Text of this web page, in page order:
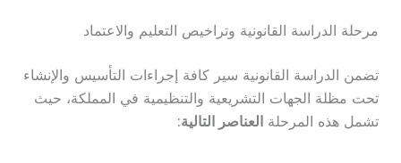
مرحلة الدراسة القانونية وتراخيص التعليم والاعتماد
تضمن الدراسة القانونية سير كافة إجراءات التأسيس والإنشاء
تحت مظلة الجهات التشريعية والتنظيمية في المملكة، حيث
تشمل هذه المرحلة العناصر التالية: